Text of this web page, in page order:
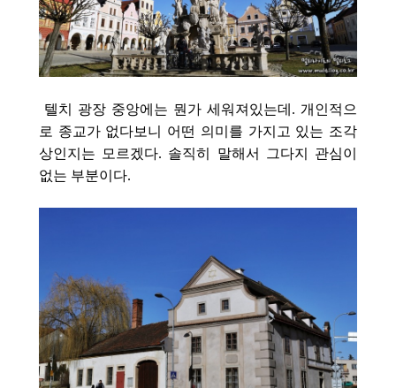
텔치 광장 중앙에는 뭔가 세워져있는데. 개인적으
로 종교가 없다보니 어떤 의미를 가지고 있는 조각
상인지는 모르겠다. 솔직히 말해서 그다지 관심이
없는 부분이다.